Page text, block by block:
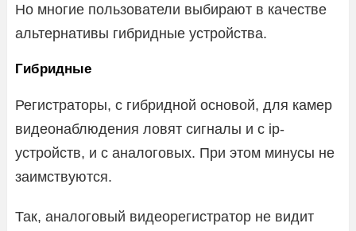
Но многие пользователи выбирают в качестве
альтернативы гибридные устройства.
Гибридные
Регистраторы, с гибридной основой, для камер
видеонаблюдения ловят сигналы и с ip-
устройств, и с аналоговых. При этом минусы не
заимствуются.
Так, аналоговый видеорегистратор не видит